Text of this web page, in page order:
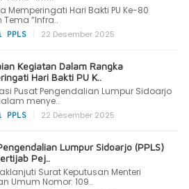
Memperingati Hari Bakti PU Ke-80
Tema “Infra..
PPLS 22 Desember 2025
Kegiatan Dalam Rangka
Hari Bakti PU K..
Pusat Pengendalian Lumpur Sidoarjo
menye..
PPLS 22 Desember 2025
Lumpur Sidoarjo (PPLS)
Pej..
Surat Keputusan Menteri
Umum Nomor: 109..